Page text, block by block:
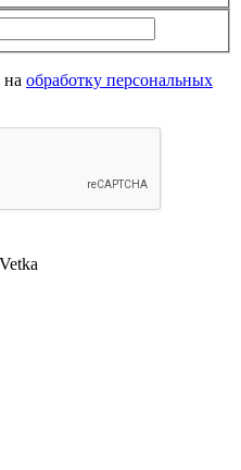
на обработку персональных